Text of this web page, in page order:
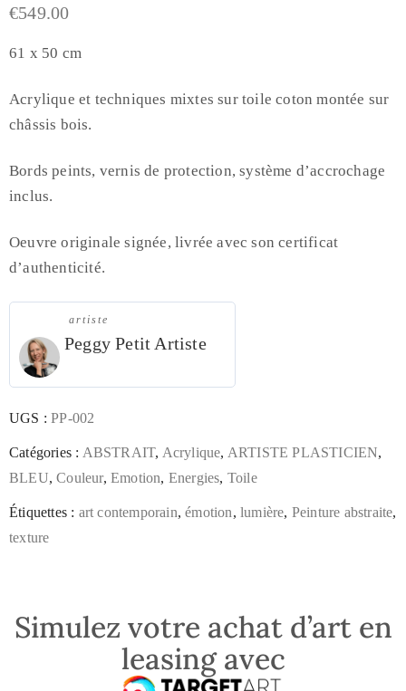
€549.00
61 x 50 cm
Acrylique et techniques mixtes sur toile coton montée sur
châssis bois.
Bords peints, vernis de protection, système d’accrochage
inclus.
Oeuvre originale signée, livrée avec son certificat
d’authenticité.
artiste
Peggy Petit Artiste
UGS :PP-002
Catégories : ABSTRAIT, Acrylique, ARTISTE PLASTICIEN,
BLEU,Couleur,Emotion, Energies, Toile
Étiquettes : art contemporain,émotion,lumière, Peinture abstraite,
texture
Simulez votre achat d’art en
leasing avec